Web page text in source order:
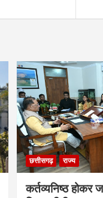
छत्तीसगढ़ राज्य
कर्तव्यनिष्ठ